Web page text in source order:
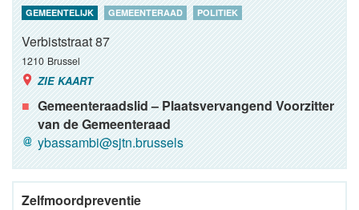
GEMEENTELIJK GEMEENTERAAD POLITIEK
Verbiststraat 87
1210 Brussel
ZIE KAART
Gemeenteraadslid – Plaatsvervangend Voorzitter
van de Gemeenteraad
ybassambi@sjtn.brussels
Zelfmoordpreventie